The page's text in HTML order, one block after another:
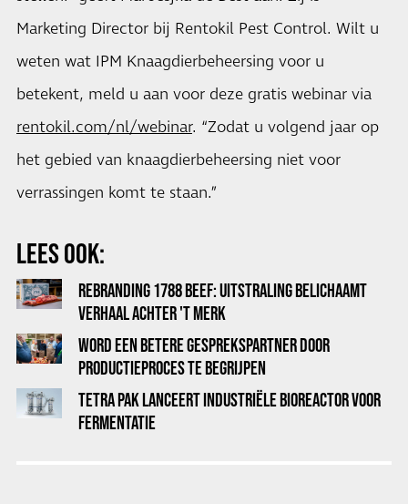
Marketing Director bij Rentokil Pest Control. Wilt u
weten wat IPM Knaagdierbeheersing voor u
betekent, meld u aan voor deze gratis webinar via
rentokil.com/nl/webinar. “Zodat u volgend jaar op
het gebied van knaagdierbeheersing niet voor
verrassingen komt te staan.”
LEES OOK:
REBRANDING 1788 BEEF: UITSTRALING BELICHAAMT
VERHAAL ACHTER 'T MERK
WORD EEN BETERE GESPREKSPARTNER DOOR
PRODUCTIEPROCES TE BEGRIJPEN
TETRA PAK LANCEERT INDUSTRIËLE BIOREACTOR VOOR
FERMENTATIE